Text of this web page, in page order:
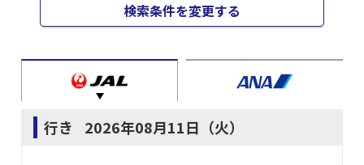
検索条件を変更する
行き 2026年08月11日（火）